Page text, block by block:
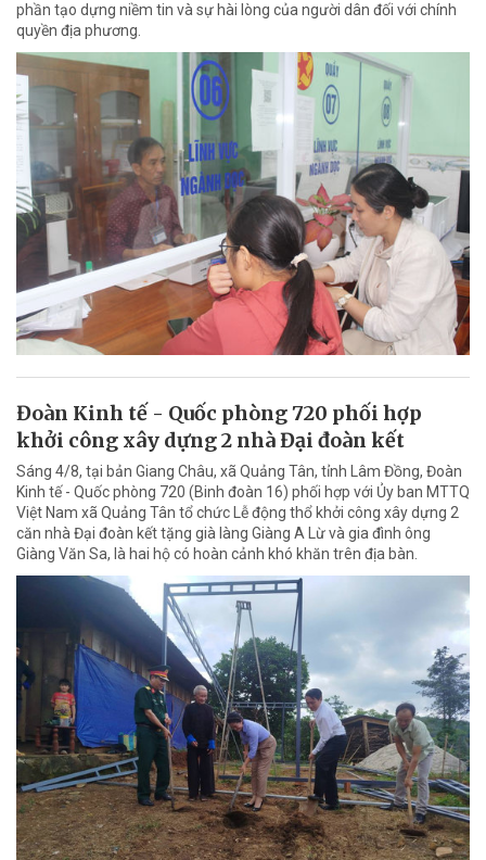
phần tạo dựng niềm tin và sự hài lòng của người dân đối với chính
quyền địa phương.
Đoàn Kinh tế - Quốc phòng 720 phối hợp
khởi công xây dựng 2 nhà Đại đoàn kết
Sáng 4/8, tại bản Giang Châu, xã Quảng Tân, tỉnh Lâm Đồng, Đoàn
Kinh tế - Quốc phòng 720 (Binh đoàn 16) phối hợp với Ủy ban MTTQ
Việt Nam xã Quảng Tân tổ chức Lễ động thổ khởi công xây dựng 2
căn nhà Đại đoàn kết tặng già làng Giàng A Lừ và gia đình ông
Giàng Văn Sa, là hai hộ có hoàn cảnh khó khăn trên địa bàn.